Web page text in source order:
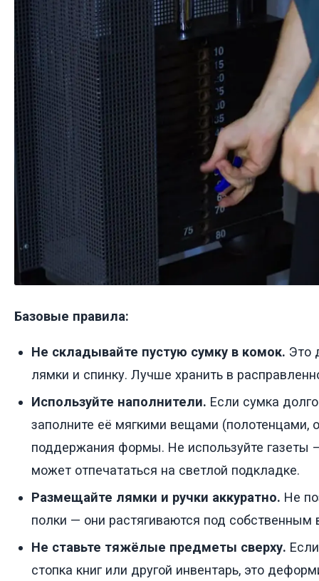
Базовые правила:
Не складывайте пустую сумку в комок. Это
лямки и спинку. Лучше хранить в
Используйте наполнители. Если сумка
заполните её мягкими вещами (полотенцами,
поддержания формы. Не используйте газеты
может отпечататься на светлой подкладке.
Размещайте лямки и ручки аккуратно. Не
полки — они растягиваются под собственным
Не ставьте тяжёлые предметы сверху.
стопка книг или другой инвентарь, это